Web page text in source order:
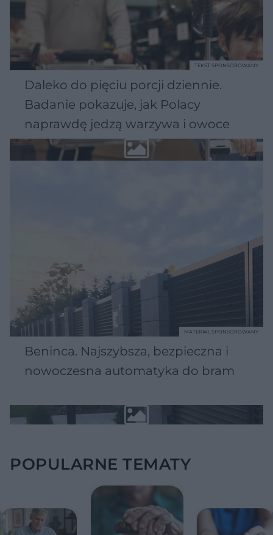
Daleko do pięciu porcji dziennie.
Badanie pokazuje, jak Polacy
naprawdę jedzą warzywa i owoce
TEKST SPONSOROWANY
Beninca. Najszybsza, bezpieczna i
nowoczesna automatyka do bram
MATERIAŁ SPONSOROWANY
POPULARNE TEMATY